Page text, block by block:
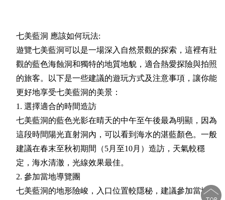
七美藍洞 應該如何玩法:
遊覽七美藍洞可以是一場深入自然景觀的探索，這裡有壯
觀的藍色海蝕洞和獨特的地質地貌，適合熱愛探險與拍照
的旅客。以下是一些建議的遊玩方式及注意事項，讓你能
更好地享受七美藍洞的美景：
1. 選擇適合的時間造訪
七美藍洞的藍色光影在晴天的中午至午後最為明顯，因為
這段時間陽光直射洞內，可以看到海水的湛藍顏色。一般
建議在春末至秋初期間（5月至10月）造訪，天氣較穩
定，海水清澈，光線效果最佳。
2. 參加當地導覽團
七美藍洞的地形險峻，入口位置較隱秘，建議參加當地的